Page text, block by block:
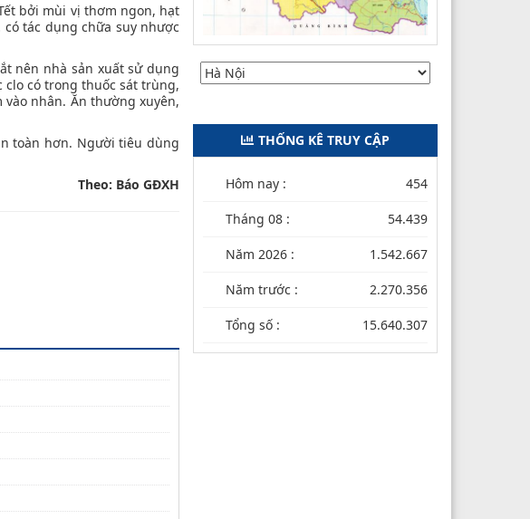
bởi mùi vị thơm ngon, hạt
tác dụng chữa suy nhược
nên nhà sản xuất sử dụng
clo có trong thuốc sát trùng,
nhân. Ăn thường xuyên,
toàn hơn. Người tiêu dùng
Theo: Báo GĐXH
THỐNG KÊ TRUY CẬP
Hôm nay : 454
Tháng 08 : 54.439
Năm 2026 : 1.542.667
Năm trước : 2.270.356
Tổng số : 15.640.307